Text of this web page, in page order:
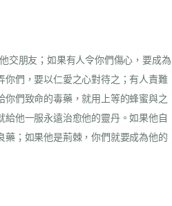
交朋友；如果有人令你們傷心，要成為
你們，要以仁愛之心對待之；有人責難
你們致命的毒藥，就用上等的蜂蜜與之
給他一服永遠治愈他的靈丹。如果他自
藥； 如果他是荊棘，你們就要成為他的